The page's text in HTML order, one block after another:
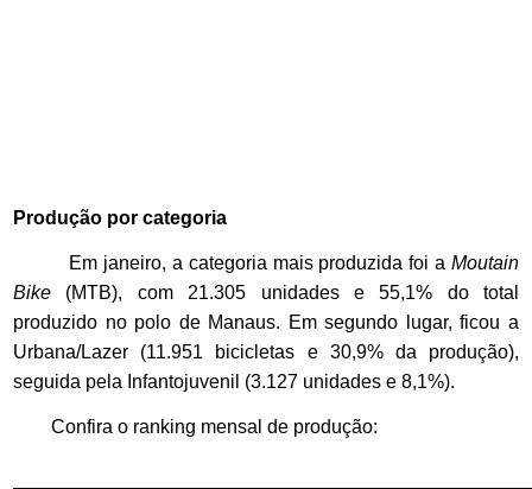
Produção por categoria
Em janeiro, a categoria mais produzida foi a Moutain
Bike (MTB), com 21.305 unidades e 55,1% do total
produzido no polo de Manaus. Em segundo lugar, ficou a
Urbana/Lazer (11.951 bicicletas e 30,9% da produção),
seguida pela Infantojuvenil (3.127 unidades e 8,1%).
Confira o ranking mensal de produção: